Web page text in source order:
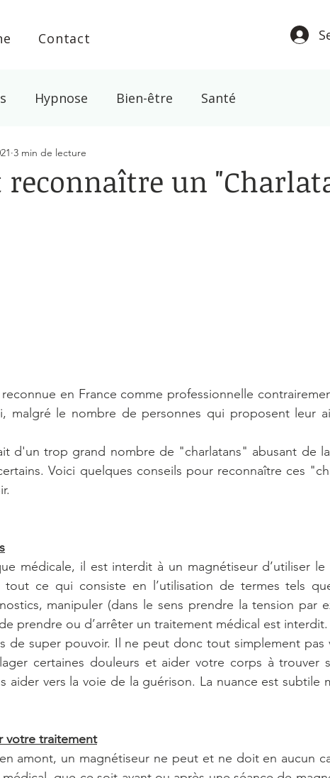
Contact
Hypnose Bien-être Santé
Croyance
un
3 min de lecture
en France comme professionnelle
malgré le nombre de personnes qui proposent leur
d'un trop grand nombre de "charlatans" abusant de
Voici quelques conseils pour reconnaître ces
médicale, il est interdit à un magnétiseur d’utiliser le
tout ce qui consiste en l’utilisation de termes tels
manipuler (dans le sens prendre la tension par
prendre ou d’arrêter un traitement médical est interdit.
de super pouvoir. Il ne peut donc tout simplement pas
certaines douleurs et aider votre corps à trouver
aider vers la voie de la guérison. La nuance est subtile
votre traitement
amont, un magnétiseur ne peut et ne doit en aucun